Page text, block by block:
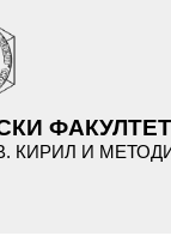
КИРИЛ И